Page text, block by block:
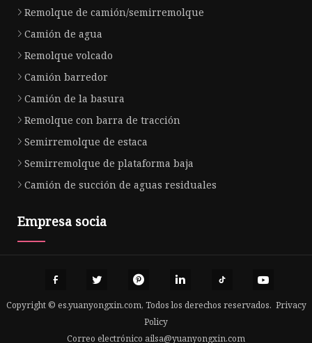
Remolque de camión/semirremolque
Camión de agua
Remolque volcado
Camión barredor
Camión de la basura
Remolque con barra de tracción
Semirremolque de estaca
Semirremolque de plataforma baja
Camión de succión de aguas residuales
Empresa socia
Copyright © es.yuanyongxin.com, Todos los derechos reservados. Privacy
Policy
Correo electrónico ailsa@yuanyongxin.com